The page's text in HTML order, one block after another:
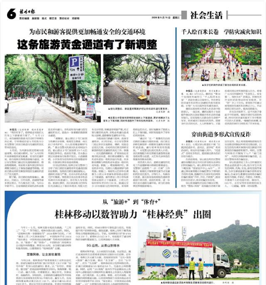
前一版 2024年05月15日